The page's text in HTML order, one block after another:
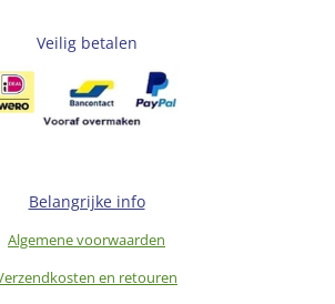
Veilig betalen
Belangrijke info
Algemene voorwaarden
en retouren